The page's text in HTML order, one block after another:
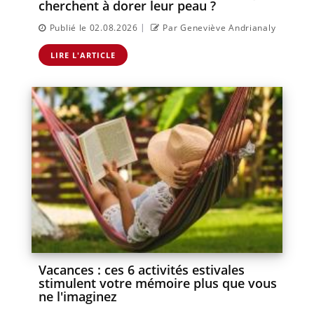
cherchent à dorer leur peau ?
Publié le 02.08.2026 | Par Geneviève Andrianaly
LIRE L'ARTICLE
Vacances : ces 6 activités estivales
stimulent votre mémoire plus que vous
ne l'imaginez